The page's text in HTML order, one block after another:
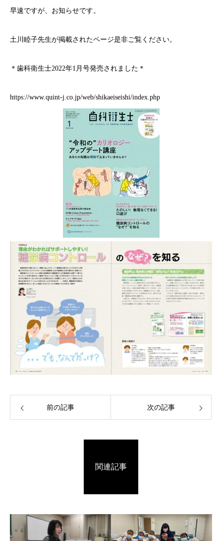
早速ですが、お知らせです。
土川睦子先生が掲載されたページ是非ご覧ください。
＊歯科衛生士2022年1月号発売されました＊
https://www.quint-j.co.jp/web/shikaeiseishi/index.php
前の記事 次の記事
関連記事